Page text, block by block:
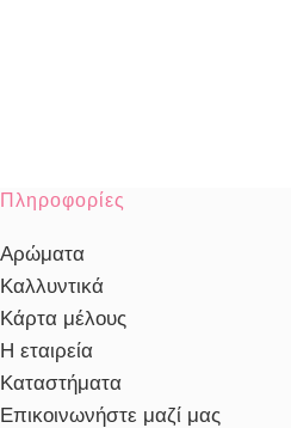
Πληροφορίες
Αρώματα
Καλλυντικά
Κάρτα μέλους
Η εταιρεία
Καταστήματα
Επικοινωνήστε μαζί μας